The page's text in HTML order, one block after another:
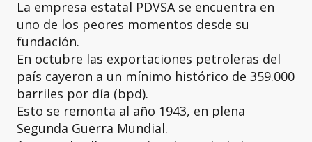
La empresa estatal PDVSA se encuentra en
uno de los peores momentos desde su
fundación.
En octubre las exportaciones petroleras del
país cayeron a un mínimo histórico de 359.000
barriles por día (bpd).
Esto se remonta al año 1943, en plena
Segunda Guerra Mundial.